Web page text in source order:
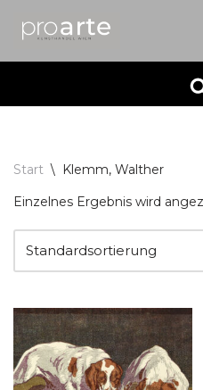
Start \
Klemm, Walther
Einzelnes Ergebnis wird